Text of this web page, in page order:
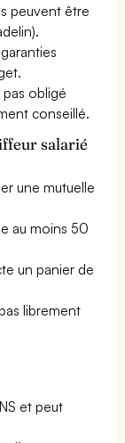
peuvent être
obligé
conseillé.
salarié
une mutuelle
au moins 50
un panier de
librement
et peut